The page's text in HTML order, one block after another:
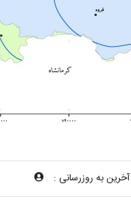
آخرین به روزرسانی :